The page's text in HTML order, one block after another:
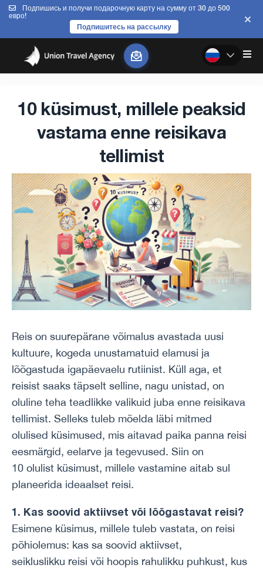
Подпишись и получи подарочную карту на сумму от 30 до 500
евро!
Подпишитесь на рассылку
10 küsimust, millele peaksid
vastama enne reisikava
tellimist
Reis on suurepärane võimalus avastada uusi
kultuure, kogeda unustamatuid elamusi ja
lõõgastuda igapäevaelu rutiinist. Küll aga, et
reisist saaks täpselt selline, nagu unistad, on
oluline teha teadlikke valikuid juba enne reisikava
tellimist. Selleks tuleb mõelda läbi mitmed
olulised küsimused, mis aitavad paika panna reisi
eesmärgid, eelarve ja tegevused. Siin on
10 olulist küsimust, millele vastamine aitab sul
planeerida ideaalset reisi.
1. Kas soovid aktiivset või lõõgastavat reisi?
Esimene küsimus, millele tuleb vastata, on reisi
põhiolemus: kas sa soovid aktiivset,
seikluslikku reisi või hoopis rahulikku puhkust, kus